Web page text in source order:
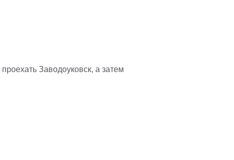
Заводоуковск, а затем